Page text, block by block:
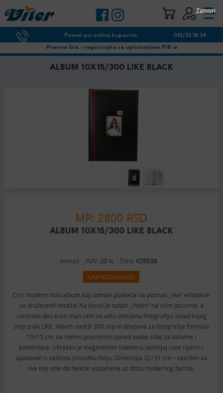
Pomoć pri online kupovini: 013/33 18 34
Pravna lica - registrujte se upisivanjem PIB-a
ALBUM 10X15/300 LIKE BLACK
MP: 2800 RSD
ALBUM 10X15/300 LIKE BLACK
komad PDV: 20 % Šifra: K2953B
NAJPRODAVANIJE
Crni moderni foto album koji odmah podseća na poznati „like“ emotikon
sa društvenih mreža! Na korici je natpis „Volim“ na svim jezicima, a
centralni deo krasi mali ram za vašu omiljenu fotografiju, iznad kojeg
stoji znak LIKE. Album sadrži 300 slip-in džepova za fotografije formata
10x15 cm, sa memo prostorom pored svake slike za datume i
komentare. Ukrašen je elegantnom trakom u tamnijoj roze nijansi i
upakovan u zaštitnu providnu foliju. Dimenzija 22×31 cm – savršen za
sve koji vole da beleže uspomene uz dozu modernog šarma.
Zatvori